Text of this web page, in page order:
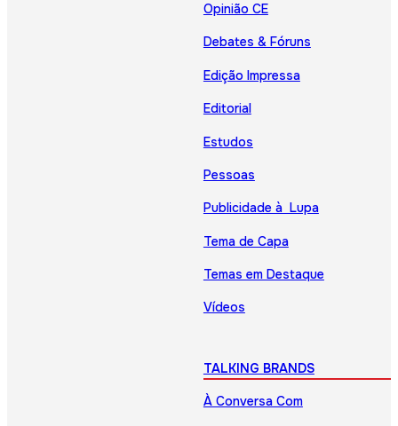
Opinião CE
Debates & Fóruns
Edição Impressa
Editorial
Estudos
Pessoas
Publicidade à Lupa
Tema de Capa
Temas em Destaque
Vídeos
TALKING BRANDS
À Conversa Com